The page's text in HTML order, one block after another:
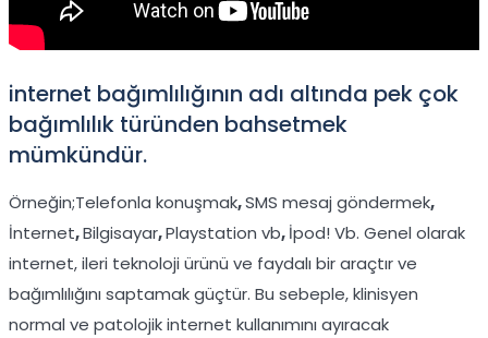
internet bağımlılığının adı altında pek çok
bağımlılık türünden bahsetmek
mümkündür.
Örneğin;Telefonla konuşmak,SMS mesaj göndermek,
İnternet,Bilgisayar,Playstation vb,İpod! Vb. Genel olarak
internet, ileri teknoloji ürünü ve faydalı bir araçtır ve
bağımlılığını saptamak güçtür. Bu sebeple, klinisyen
normal ve patolojik internet kullanımını ayıracak